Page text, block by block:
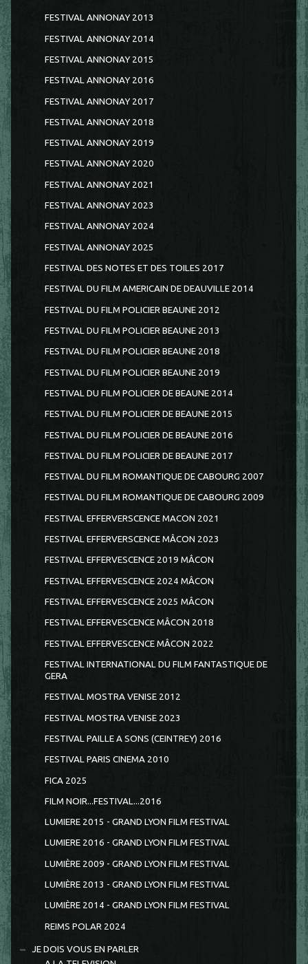
FESTIVAL ANNONAY 2013
FESTIVAL ANNONAY 2014
FESTIVAL ANNONAY 2015
FESTIVAL ANNONAY 2016
FESTIVAL ANNONAY 2017
FESTIVAL ANNONAY 2018
FESTIVAL ANNONAY 2019
FESTIVAL ANNONAY 2020
FESTIVAL ANNONAY 2021
FESTIVAL ANNONAY 2023
FESTIVAL ANNONAY 2024
FESTIVAL ANNONAY 2025
FESTIVAL DES NOTES ET DES TOILES 2017
FESTIVAL DU FILM AMERICAIN DE DEAUVILLE 2014
FESTIVAL DU FILM POLICIER BEAUNE 2012
FESTIVAL DU FILM POLICIER BEAUNE 2013
FESTIVAL DU FILM POLICIER BEAUNE 2018
FESTIVAL DU FILM POLICIER BEAUNE 2019
FESTIVAL DU FILM POLICIER DE BEAUNE 2014
FESTIVAL DU FILM POLICIER DE BEAUNE 2015
FESTIVAL DU FILM POLICIER DE BEAUNE 2016
FESTIVAL DU FILM POLICIER DE BEAUNE 2017
FESTIVAL DU FILM ROMANTIQUE DE CABOURG 2007
FESTIVAL DU FILM ROMANTIQUE DE CABOURG 2009
FESTIVAL EFFERVERSCENCE MACON 2021
FESTIVAL EFFERVERSCENCE MÂCON 2023
FESTIVAL EFFERVESCENCE 2019 MÂCON
FESTIVAL EFFERVESCENCE 2024 MÂCON
FESTIVAL EFFERVESCENCE 2025 MÂCON
FESTIVAL EFFERVESCENCE MÂCON 2018
FESTIVAL EFFERVESCENCE MÂCON 2022
FESTIVAL INTERNATIONAL DU FILM FANTASTIQUE DE
GERA
FESTIVAL MOSTRA VENISE 2012
FESTIVAL MOSTRA VENISE 2023
FESTIVAL PAILLE A SONS (CEINTREY) 2016
FESTIVAL PARIS CINEMA 2010
FICA 2025
FILM NOIR...FESTIVAL...2016
LUMIERE 2015 - GRAND LYON FILM FESTIVAL
LUMIERE 2016 - GRAND LYON FILM FESTIVAL
LUMIÈRE 2009 - GRAND LYON FILM FESTIVAL
LUMIÈRE 2013 - GRAND LYON FILM FESTIVAL
LUMIÈRE 2014 - GRAND LYON FILM FESTIVAL
REIMS POLAR 2024
JE DOIS VOUS EN PARLER